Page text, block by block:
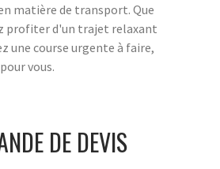
matière de transport. Que
profiter d'un trajet relaxant
une course urgente à faire,
vous.
DE DEVIS